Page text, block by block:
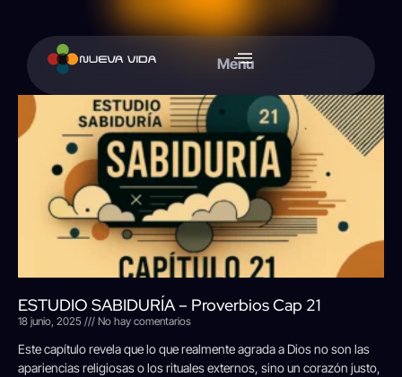
Menu
ESTUDIO SABIDURÍA – Proverbios Cap 21
18 junio, 2025 No hay comentarios
Este capítulo revela que lo que realmente agrada a Dios no son las
apariencias religiosas o los rituales externos, sino un corazón justo,